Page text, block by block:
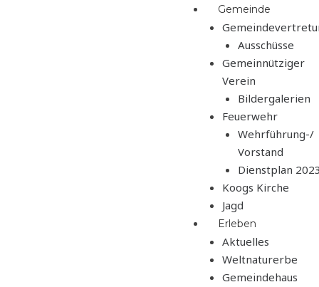
Gemeinde
Ausschüsse
Gemeinnütziger
Verein
Bildergalerien
Feuerwehr
Wehrführung-/
Vorstand
Dienstplan
Koogs Kirche
Jagd
Erleben
Aktuelles
Weltnaturerbe
Gemeindehaus
Menü